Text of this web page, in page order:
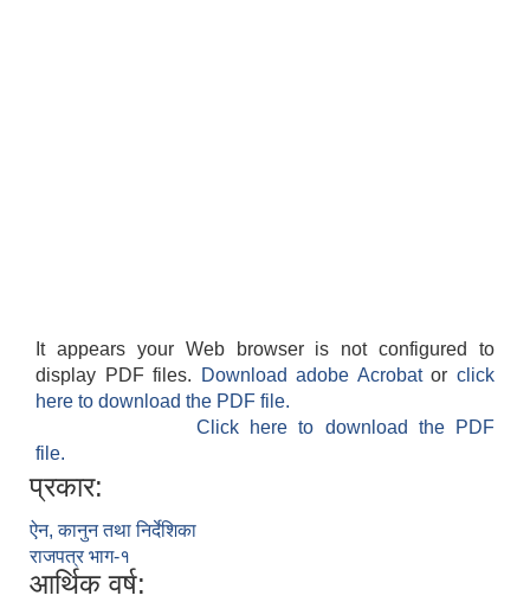
It appears your Web browser is not configured to
display PDF files.
Download adobe Acrobatorclick
here to download the PDF file.
Click here to download the PDF
file.
प्रकार:
ऐन, कानुन तथा निर्देशिका
राजपत्र भाग-१
आर्थिक वर्ष: